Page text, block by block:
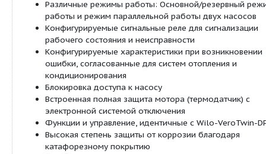
CronoTwin-DL-E Электронно
регулируемые сдвоенные
сухим ротором в
Посмотреть все продукты этой линейки
Тип: